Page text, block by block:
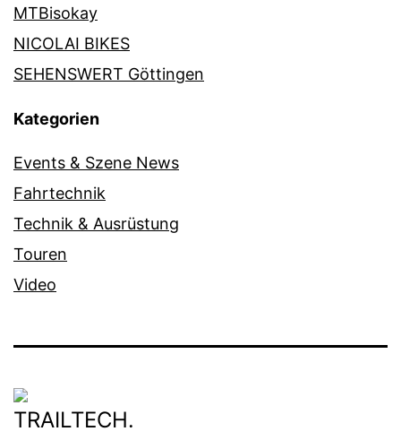
MTBisokay
NICOLAI BIKES
SEHENSWERT Göttingen
Kategorien
Events & Szene News
Fahrtechnik
Technik & Ausrüstung
Touren
Video